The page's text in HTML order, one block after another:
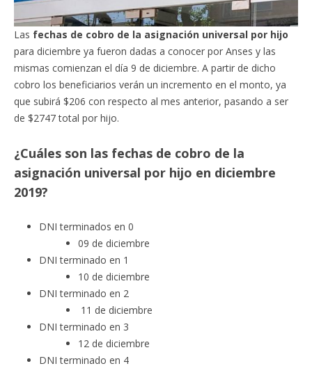
Las fechas de cobro de la asignación universal por hijo
para diciembre ya fueron dadas a conocer por Anses y las
mismas comienzan el día 9 de diciembre. A partir de dicho
cobro los beneficiarios verán un incremento en el monto, ya
que subirá $206 con respecto al mes anterior, pasando a ser
de $2747 total por hijo.
¿Cuáles son las fechas de cobro de la
asignación universal por hijo en diciembre
2019?
DNI terminados en 0
09 de diciembre
DNI terminado en 1
10 de diciembre
DNI terminado en 2
11 de diciembre
DNI terminado en 3
12 de diciembre
DNI terminado en 4